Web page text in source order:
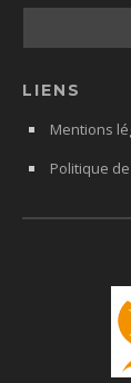
LIENS
Mentions
Politique